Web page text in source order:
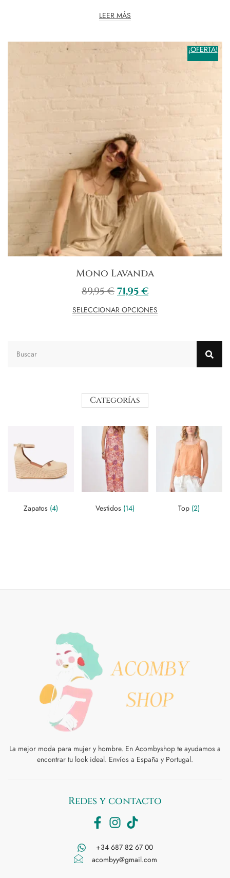
LEER MÁS
¡OFERTA!
Mono Lavanda
89,95€71,95€
SELECCIONAR OPCIONES
Categorías
Zapatos (4) Vestidos (14) Top (2)
La mejor moda para mujer y hombre. En Acombyshop te ayudamos a
encontrar tu look ideal. Envíos a España y Portugal.
Redes y contacto
+34 687 82 67 00
acombyy@gmail.com